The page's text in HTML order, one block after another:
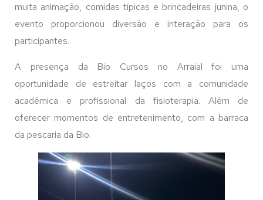
muita animação, comidas típicas e brincadeiras junina, o
evento proporcionou diversão e interação para os
participantes.
A presença da Bio Cursos no Arraial foi uma
oportunidade de estreitar laços com a comunidade
acadêmica e profissional da fisioterapia. Além de
oferecer momentos de entretenimento, com a barraca
da pescaria da Bio.